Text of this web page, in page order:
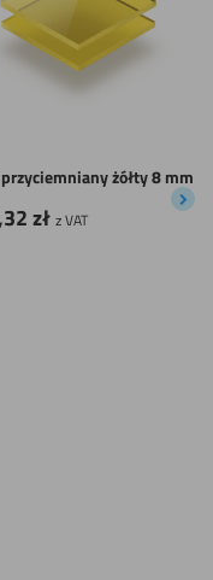
żółty 8 mm
zł z VAT